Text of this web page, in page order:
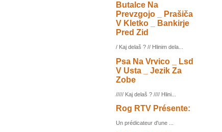
Butalce Na
Prevzgojo _ Prašiča
V Kletko _ Bankirje
Pred Zid
/ Kaj delaš ? // Hlinim dela...
Psa Na Vrvico _ Lsd
V Usta _ Jezik Za
Zobe
///// Kaj delaš ? //// Hlini...
Rog RTV Présente:
Un prédicateur d'une ...